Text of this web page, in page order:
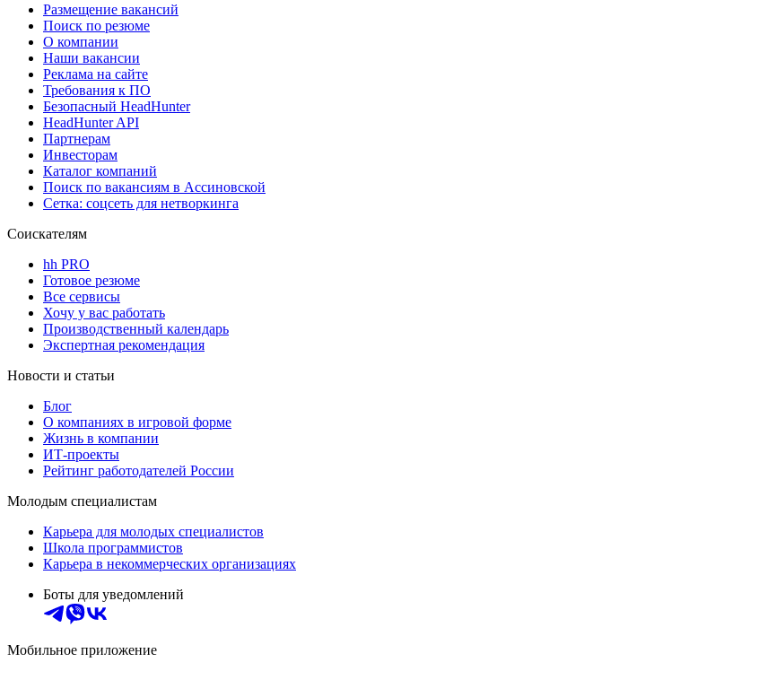
Размещение вакансий
Поиск по резюме
О компании
Наши вакансии
Реклама на сайте
Требования к ПО
Безопасный HeadHunter
HeadHunter API
Партнерам
Инвесторам
Каталог компаний
Поиск по вакансиям в Ассиновской
Сетка: соцсеть для нетворкинга
Соискателям
hh PRO
Готовое резюме
Все сервисы
Хочу у вас работать
Производственный календарь
Экспертная рекомендация
Новости и статьи
Блог
О компаниях в игровой форме
Жизнь в компании
ИТ-проекты
Рейтинг работодателей России
Молодым специалистам
Карьера для молодых специалистов
Школа программистов
Карьера в некоммерческих организациях
Боты для уведомлений
Мобильное приложение